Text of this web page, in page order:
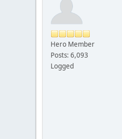
Hero Member
Posts: 6,093
Logged